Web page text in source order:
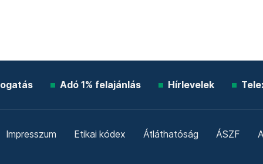
Adó 1% felajánlás Hírlevelek
Impresszum Etikai kódex Átláthatóság ÁSZF